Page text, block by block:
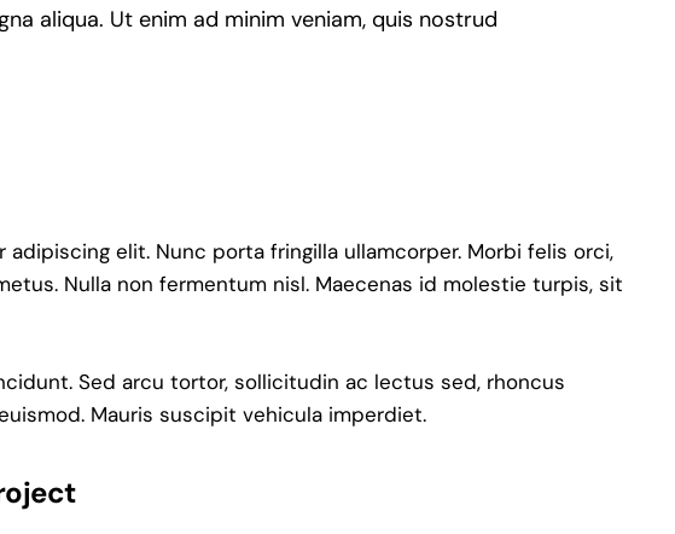
aliqua. Ut enim ad minim veniam, quis nostrud
elit. Nunc porta fringilla ullamcorper. Morbi felis orci,
Nulla non fermentum nisl. Maecenas id molestie turpis, sit
Sed arcu tortor, sollicitudin ac lectus sed, rhoncus
Mauris suscipit vehicula imperdiet.